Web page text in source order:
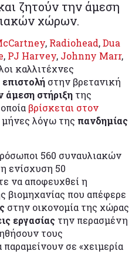
ζητούν την άμεση
χώρων.
, Radiohead,Dua
, PJ Harvey, Johnny Marr,
καλλιτέχνες
στην βρετανική
άμεση στήριξη της
βρίσκεται στον
μήνες λόγω της πανδημίας
560 συναυλιακών
ενίσχυση 50
να αποφευχθεί η
βιομηχανίας που απέφερε
στην οικονομία της χώρας
εργασίας την περασμένη
τους
σε «χειμερία